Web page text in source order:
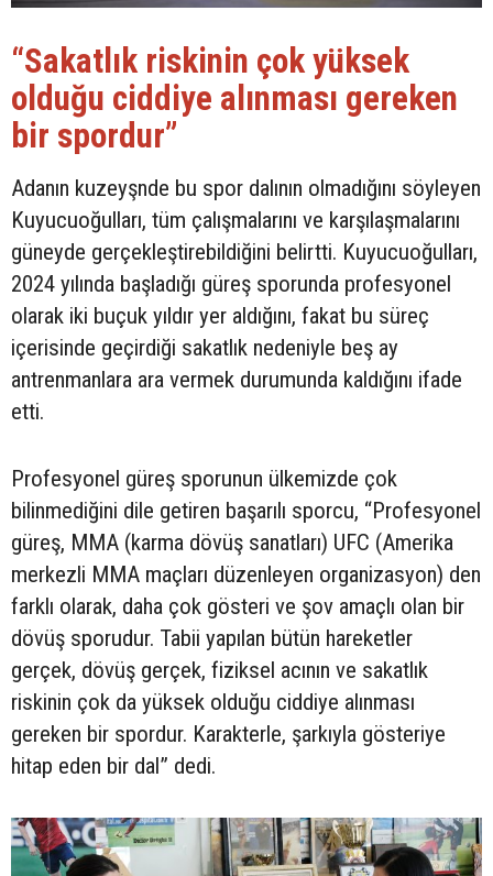
“Sakatlık riskinin çok yüksek
olduğu ciddiye alınması gereken
bir spordur”
Adanın kuzeyşnde bu spor dalının olmadığını söyleyen
Kuyucuoğulları, tüm çalışmalarını ve karşılaşmalarını
güneyde gerçekleştirebildiğini belirtti. Kuyucuoğulları,
2024 yılında başladığı güreş sporunda profesyonel
olarak iki buçuk yıldır yer aldığını, fakat bu süreç
içerisinde geçirdiği sakatlık nedeniyle beş ay
antrenmanlara ara vermek durumunda kaldığını ifade
etti.
Profesyonel güreş sporunun ülkemizde çok
bilinmediğini dile getiren başarılı sporcu, “Profesyonel
güreş, MMA (karma dövüş sanatları) UFC (Amerika
merkezli MMA maçları düzenleyen organizasyon) den
farklı olarak, daha çok gösteri ve şov amaçlı olan bir
dövüş sporudur. Tabii yapılan bütün hareketler
gerçek, dövüş gerçek, fiziksel acının ve sakatlık
riskinin çok da yüksek olduğu ciddiye alınması
gereken bir spordur. Karakterle, şarkıyla gösteriye
hitap eden bir dal” dedi.